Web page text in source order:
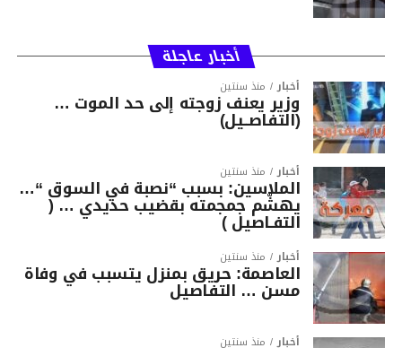
أخبار عاجلة
أخبار منذ سنتين
وزير يعنف زوجته إلى حد الموت …
(التفاصــيل)
أخبار منذ سنتين
الملاسين: بسبب “نصبة في السوق “…
يهشّم جمجمته بقضيب حديدي … (
التفـاصيل )
أخبار منذ سنتين
العاصمة: حريق بمنزل يتسبب في وفاة
مسن … التفاصيل
أخبار منذ سنتين